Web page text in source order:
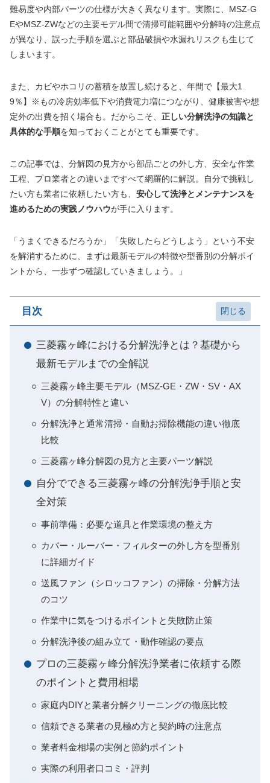
難易度や内部パーツの仕様が大きく異なります。実際に、MSZ-G
EやMSZ-ZWなどの主要モデル間で清掃可能範囲や分解時の注意点
が異なり、誤った手順を選ぶと部品破損や水漏れリスクも生じて
しまいます。
また、カビやホコリの蓄積を放置し続けると、年間で【最大1
9％】※もの冷房効率低下や消費電力増につながり、健康被害や想
定外の出費を招く場合も。だからこそ、 正しい分解洗浄の知識と
具体的な手順を知っておくことがとても重要です。
この記事では、分解図の見方から部品ごとの外し方、安全な作業
工程、プロ業者との違いまですべて網羅的に解説。自分で挑戦し
たい方も業者に依頼したい方も、 安心して洗浄とメンテナンスを
進めるための実践ノウハウが手に入ります。
「うまくできるだろうか」「失敗したらどうしよう」という不安
を解消するために、まずは最新モデルの特徴や型番別の分解ポイ
ントから、一歩ずつ確認していきましょう。」
目次
三菱霧ヶ峰における分解洗浄とは？基礎から
最新モデルまでの全解説
三菱霧ヶ峰主要モデル（MSZ-GE・ZW・SV・AX
V）の分解特性と違い
分解洗浄と通常清掃・自動お掃除機能の違い徹底
比較
三菱霧ヶ峰分解図の見方と主要パーツ解説
自分でできる三菱霧ヶ峰の分解洗浄手順と安
全対策
事前準備：必要な道具と作業環境の整え方
カバー・ルーバー・フィルターの外し方を型番別
に詳細ガイド
送風ファン（シロッコファン）の掃除・分解方法
のコツ
作業中に気をつけるポイントと失敗防止策
分解洗浄後の組み立て・動作確認の要点
プロの三菱霧ヶ峰分解洗浄業者に依頼する際
のポイントと費用相場
家庭内DIYと業者分解クリーニングの徹底比較
信頼できる業者の見極め方と契約時の注意点
業者料金相場の実例と節約ポイント
実際の利用者口コミ・評判